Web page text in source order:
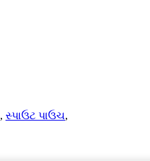
, સ્પાઉટ પાઉચ,